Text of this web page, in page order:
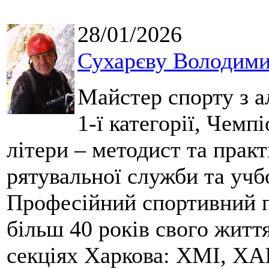
28/01/2026
Сухарєву
Майстер спорту з
1-ї категорії,
літери – методист та
рятувальної служби та
Професійний спортивний
більш 40 років свого
секціях Харкова: ХМІ,